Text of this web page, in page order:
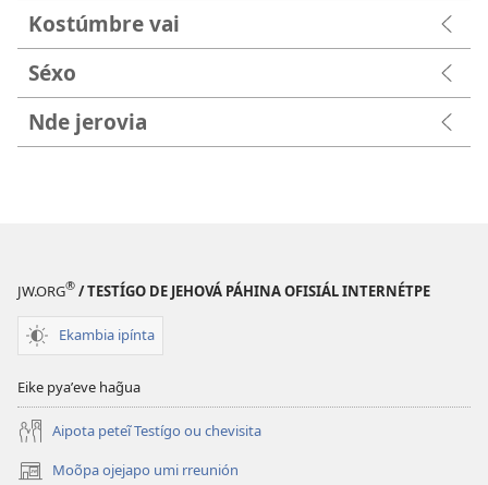
Kostúmbre vai
Séxo
Nde jerovia
JW.ORG® / TESTÍGO DE JEHOVÁ PÁHINA OFISIÁL INTERNÉTPE
Ekambia ipínta
Eike pyaʼeve hag̃ua
Aipota peteĩ Testígo ou chevisita
Moõpa ojejapo umi rreunión
(abre